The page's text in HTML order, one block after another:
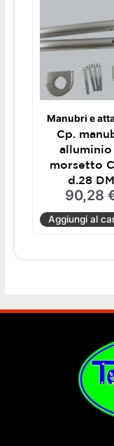
Manubri e
Cp.
alluminio
morsetto
d.28 DM
90,28
Aggiungi al